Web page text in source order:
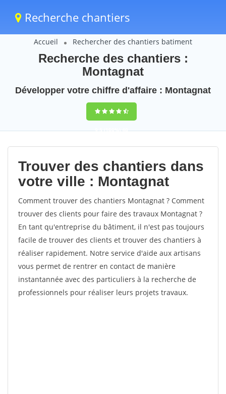
Recherche chantiers
Accueil Rechercher des chantiers batiment
Recherche des chantiers :
Montagnat
Développer votre chiffre d'affaire : Montagnat
9,5(100%)40
votes
Trouver des chantiers dans
votre ville : Montagnat
Comment trouver des chantiers Montagnat ? Comment
trouver des clients pour faire des travaux Montagnat ?
En tant qu'entreprise du bâtiment, il n'est pas toujours
facile de trouver des clients et trouver des chantiers à
réaliser rapidement. Notre service d'aide aux artisans
vous permet de rentrer en contact de manière
instantannée avec des particuliers à la recherche de
professionnels pour réaliser leurs projets travaux.